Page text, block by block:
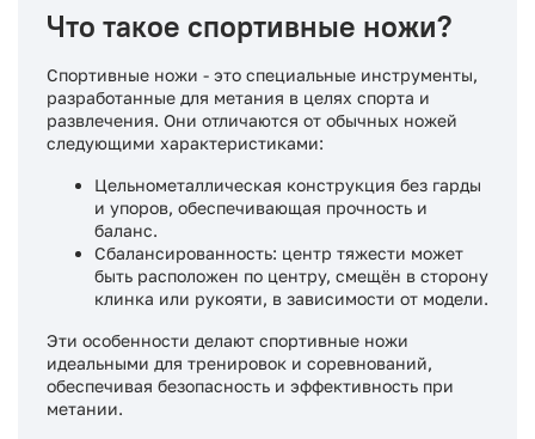
Что такое спортивные ножи?
Спортивные ножи - это специальные инструменты,
разработанные для метания в целях спорта и
развлечения. Они отличаются от обычных ножей
следующими характеристиками:
Цельнометаллическая конструкция без гарды
и упоров, обеспечивающая прочность и
баланс.
Сбалансированность: центр тяжести может
быть расположен по центру, смещён в сторону
клинка или рукояти, в зависимости от модели.​
Эти особенности делают спортивные ножи
идеальными для тренировок и соревнований,
обеспечивая безопасность и эффективность при
метании.​